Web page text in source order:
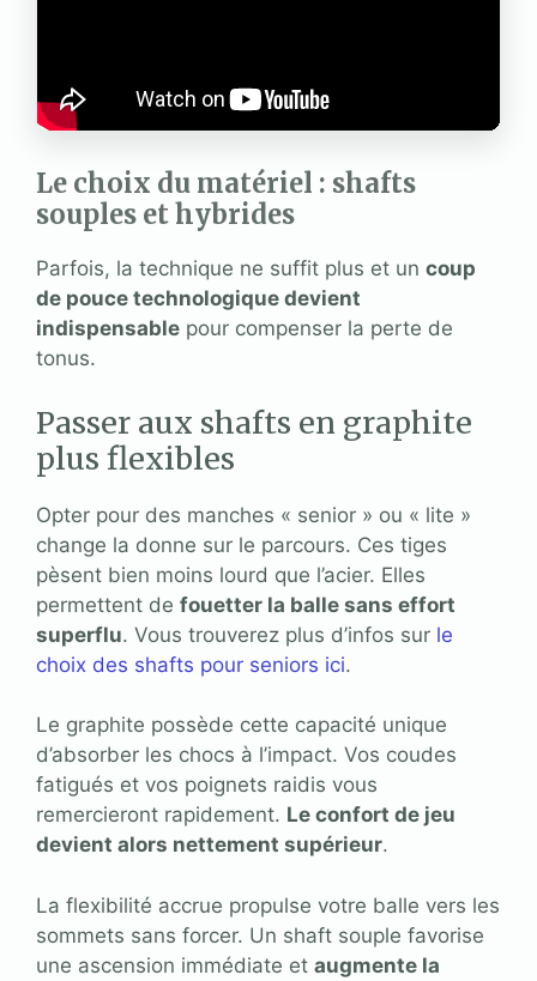
Le choix du matériel : shafts
souples et hybrides
Parfois, la technique ne suffit plus et un coup
de pouce technologique devient
indispensable pour compenser la perte de
tonus.
Passer aux shafts en graphite
plus flexibles
Opter pour des manches « senior » ou « lite »
change la donne sur le parcours. Ces tiges
pèsent bien moins lourd que l’acier. Elles
permettent de fouetter la balle sans effort
superflu. Vous trouverez plus d’infos sur le
choix des shafts pour seniors ici.
Le graphite possède cette capacité unique
d’absorber les chocs à l’impact. Vos coudes
fatigués et vos poignets raidis vous
remercieront rapidement. Le confort de jeu
devient alors nettement supérieur.
La flexibilité accrue propulse votre balle vers les
sommets sans forcer. Un shaft souple favorise
une ascension immédiate et augmente la